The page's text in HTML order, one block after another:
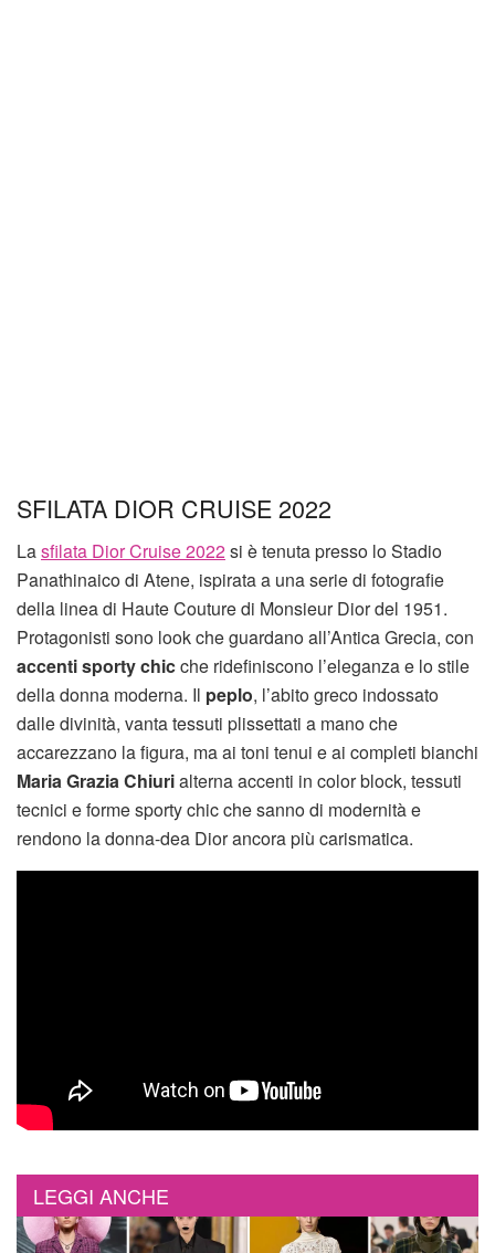
SFILATA DIOR CRUISE 2022
Lasfilata Dior Cruise 2022si è tenuta presso lo Stadio
Panathinaico di Atene, ispirata a una serie di fotografie
della linea di Haute Couture di Monsieur Dior del 1951.
Protagonisti sono look che guardano all’Antica Grecia, con
accenti sporty chicche ridefiniscono l’eleganza e lo stile
della donna moderna. Il peplo, l’abito greco indossato
dalle divinità, vanta tessuti plissettati a mano che
accarezzano la figura, ma ai toni tenui e ai completi bianchi
Maria Grazia Chiurialterna accenti in color block, tessuti
tecnici e forme sporty chic che sanno di modernità e
rendono la donna-dea Dior ancora più carismatica.
LEGGI ANCHE